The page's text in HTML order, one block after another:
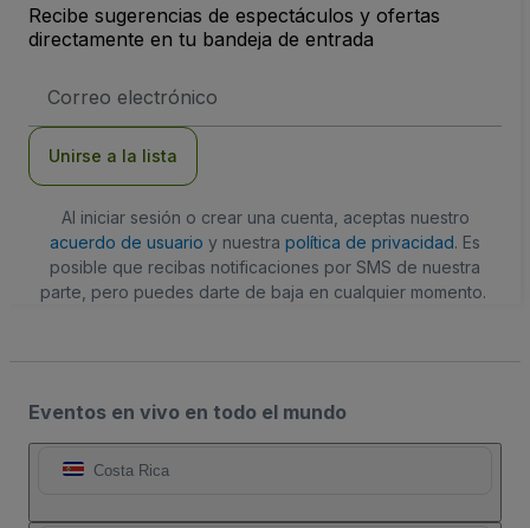
Recibe sugerencias de espectáculos y ofertas
directamente en tu bandeja de entrada
de
Unirse a la lista
Al iniciar sesión o crear una cuenta, aceptas nuestro
acuerdo de usuario y nuestra política de privacidad. Es
posible que recibas notificaciones por SMS de nuestra
parte, pero puedes darte de baja en cualquier momento.
Eventos en vivo en todo el mundo
Costa Rica